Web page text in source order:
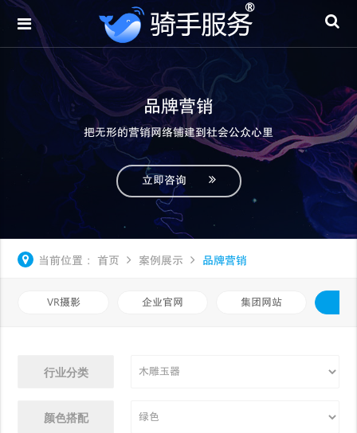
品牌营销
把无形的营销网络铺建到社会公众心里
立即咨询
当前位置： 首页 案例展示 品牌营销
VR摄影 企业官网 集团网站
行业分类
颜色搭配